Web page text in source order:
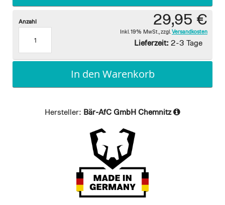
29,95 €
Inkl. 19% MwSt. zzgl. Versandkosten
Lieferzeit: 2-3 Tage
Anzahl
In den Warenkorb
Hersteller: Bär-AfC GmbH Chemnitz